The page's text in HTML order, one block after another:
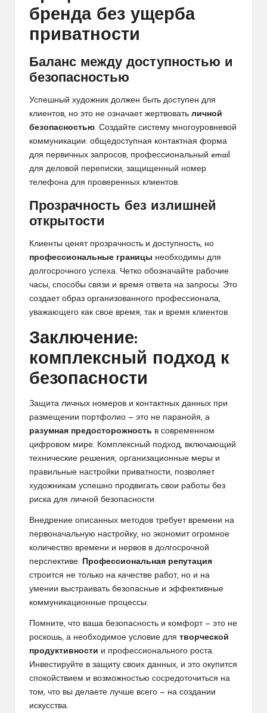
бренда без ущерба
приватности
Баланс между доступностью и
безопасностью
Успешный художник должен быть доступен для
клиентов, но это не означает жертвовать личной
безопасностью. Создайте систему многоуровневой
коммуникации: общедоступная контактная форма
для первичных запросов, профессиональный email
для деловой переписки, защищенный номер
телефона для проверенных клиентов.
Прозрачность без излишней
открытости
Клиенты ценят прозрачность и доступность, но
профессиональные границы необходимы для
долгосрочного успеха. Четко обозначайте рабочие
часы, способы связи и время ответа на запросы. Это
создает образ организованного профессионала,
уважающего как свое время, так и время клиентов.
Заключение:
комплексный подход к
безопасности
Защита личных номеров и контактных данных при
размещении портфолио — это не паранойя, а
разумная предосторожность в современном
цифровом мире. Комплексный подход, включающий
технические решения, организационные меры и
правильные настройки приватности, позволяет
художникам успешно продвигать свои работы без
риска для личной безопасности.
Внедрение описанных методов требует времени на
первоначальную настройку, но экономит огромное
количество времени и нервов в долгосрочной
перспективе.
Профессиональная репутация
строится не только на качестве работ, но и на
умении выстраивать безопасные и эффективные
коммуникационные процессы.
Помните, что ваша безопасность и комфорт — это не
роскошь, а необходимое условие для творческой
продуктивности и профессионального роста.
Инвестируйте в защиту своих данных, и это окупится
спокойствием и возможностью сосредоточиться на
том, что вы делаете лучше всего — на создании
искусства.